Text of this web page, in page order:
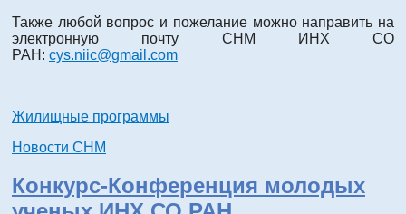
Также любой вопрос и пожелание можно направить на
электронную почту СНМ ИНХ СО
РАН: cys.niic@gmail.com
Жилищные программы
Новости СНМ
Конкурс-Конференция молодых